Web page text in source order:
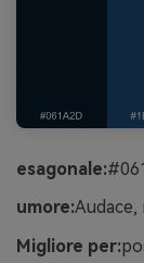
esagonale:
umore:Audace,
Migliore per: